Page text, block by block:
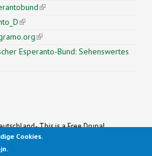
(link is external)
(link is external)
(link is external)
Esperanto-Bund: Sehenswertes
This is a Free Drupal
Theme
Open Source Community by
Cookies.